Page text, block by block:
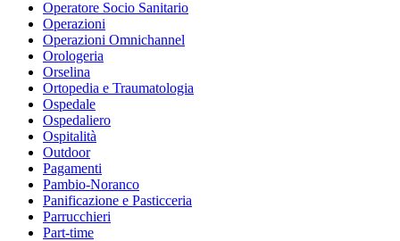
Operatore Socio Sanitario
Operazioni
Operazioni Omnichannel
Orologeria
Orselina
Ortopedia e Traumatologia
Ospedale
Ospedaliero
Ospitalità
Outdoor
Pagamenti
Pambio-Noranco
Panificazione e Pasticceria
Parrucchieri
Part-time